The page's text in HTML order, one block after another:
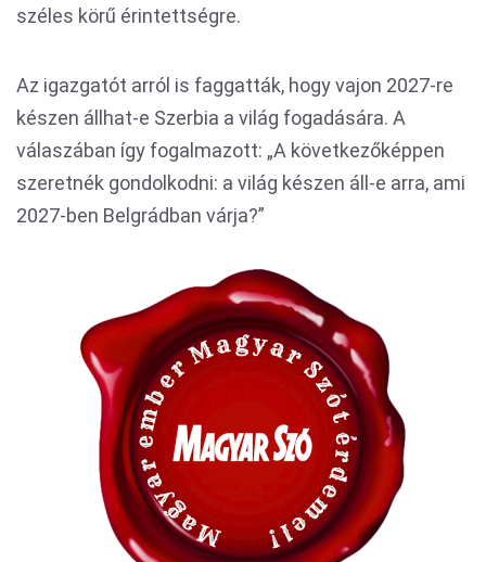
széles körű érintettségre.
Az igazgatót arról is faggatták, hogy vajon 2027-re
készen állhat-e Szerbia a világ fogadására. A
válaszában így fogalmazott: „A következőképpen
szeretnék gondolkodni: a világ készen áll-e arra, ami
2027-ben Belgrádban várja?”